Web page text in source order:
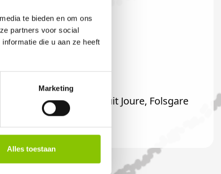
te bieden en om ons
partners voor social
die u aan ze heeft
Marketing
Alles toestaan
ook welkom als u uit Joure, Folsgare